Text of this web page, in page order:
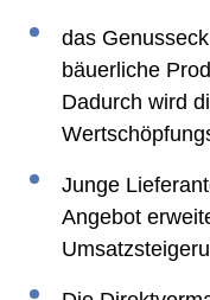
das
bäuerliche
Dadurch wird
Junge
Angebot